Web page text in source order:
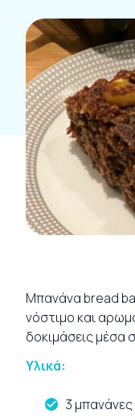
Μπανάνα bread
νόστιμο και
δοκιμάσεις μέσα
Υλικά:
3